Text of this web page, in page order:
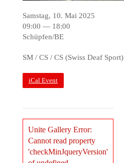
Unite Gallery Error:
Cannot read property
'checkMinJqueryVersion'
Samstag, 10. Mai 2025
09:00 — 18:00
Schüpfen/BE
SM / CS / CS (Swiss Deaf Sport)
iCal Event